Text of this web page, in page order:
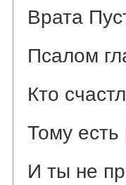
Врата
Псалом
Кто
Тому есть
И ты не